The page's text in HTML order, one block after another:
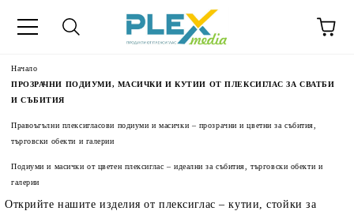
Начало
ПРОЗРАЧНИ ПОДИУМИ, МАСИЧКИ И КУТИИ ОТ ПЛЕКСИГЛАС ЗА СВАТБИ
И СЪБИТИЯ
Правоъгълни плексигласови подиуми и масички – прозрачни и цветни за събития,
търговски обекти и галерии
Подиуми и масички от цветен плексиглас – идеални за събития, търговски обекти и
галерии
Открийте нашите изделия от плексиглас – кутии, стойки за